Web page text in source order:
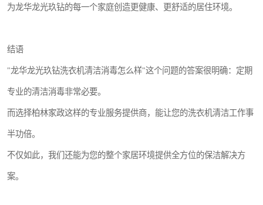
为龙华龙光玖钻的每一个家庭创造更健康、更舒适的居住环境。
结语
"龙华龙光玖钻洗衣机清洁消毒怎么样"这个问题的答案很明确：定期
专业的清洁消毒非常必要。
而选择柏林家政这样的专业服务提供商，能让您的洗衣机清洁工作事
半功倍。
不仅如此，我们还能为您的整个家居环境提供全方位的保洁解决方
案。